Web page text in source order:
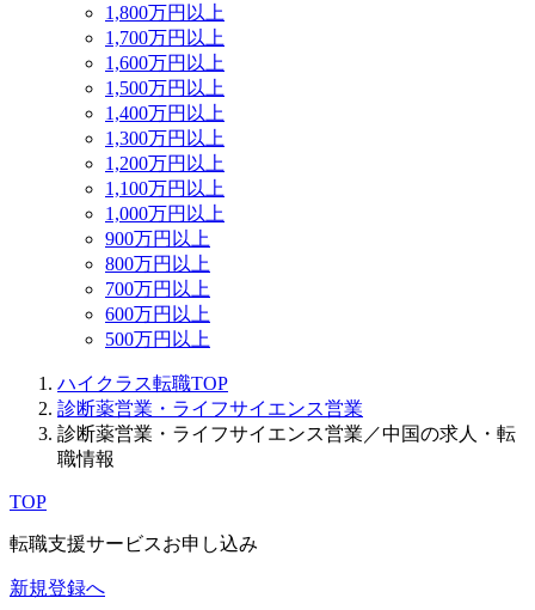
1,800万円以上
1,700万円以上
1,600万円以上
1,500万円以上
1,400万円以上
1,300万円以上
1,200万円以上
1,100万円以上
1,000万円以上
900万円以上
800万円以上
700万円以上
600万円以上
500万円以上
ハイクラス転職TOP
診断薬営業・ライフサイエンス営業
診断薬営業・ライフサイエンス営業／中国の求人・転
職情報
TOP
転職支援サービスお申し込み
新規登録へ